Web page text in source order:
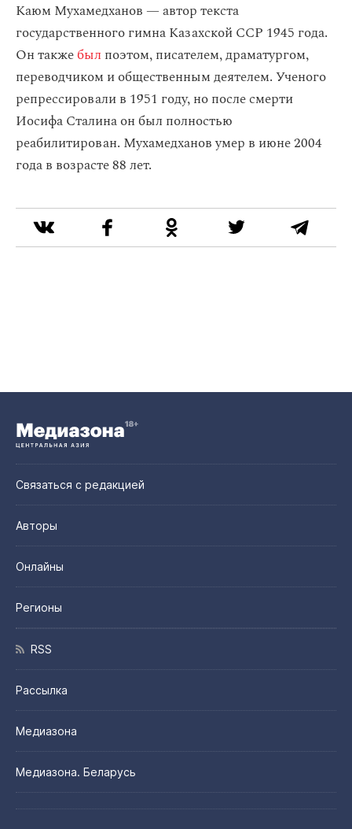
Каюм Мухамедханов — автор текста
государственного гимна Казахской ССР 1945 года.
Он такжебыл поэтом, писателем, драматургом,
переводчиком и общественным деятелем. Ученого
репрессировали в 1951 году, но после смерти
Иосифа Сталина он был полностью
реабилитирован. Мухамедханов умер в июне 2004
года в возрасте 88 лет.
Связаться с редакцией
Авторы
Онлайны
Регионы
RSS
Рассылка
Медиазона
Медиазона. Беларусь